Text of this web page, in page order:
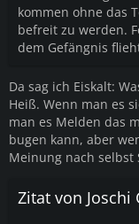
kommen ohne das
befreit zu werden.
dem Gefängnis
Da sag ich Eiskalt:
Heiß. Wenn man es
man es Melden das
bugen kann, aber
Meinung nach
Zitat von Joschi